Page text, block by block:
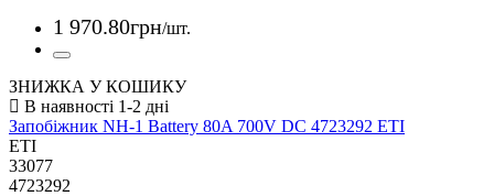
1 970.80грн/шт.
ЗНИЖКА У КОШИКУ
Запобіжник NH-1 Battery 80A 700V DC 4723292 ETI
ETI
33077
4723292